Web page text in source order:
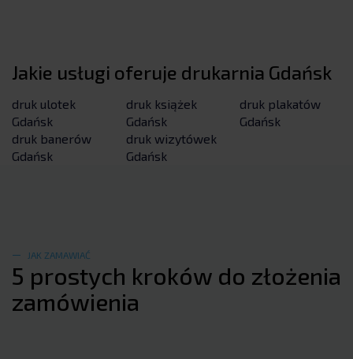
Jakie usługi oferuje drukarnia Gdańsk
druk ulotek
Gdańsk
druk banerów
Gdańsk
druk książek
Gdańsk
druk wizytówek
Gdańsk
druk plakatów
Gdańsk
JAK ZAMAWIAĆ
5 prostych kroków do złożenia
zamówienia